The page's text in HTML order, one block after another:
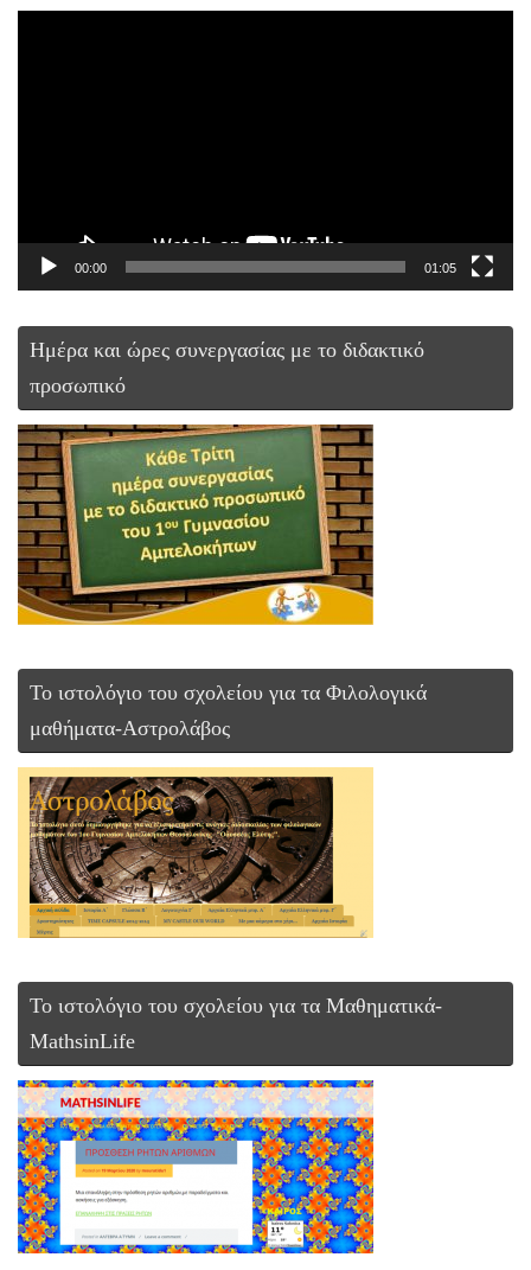
00:00 01:05
Ημέρα και ώρες συνεργασίας με το διδακτικό
προσωπικό
Το ιστολόγιο του σχολείου για τα Φιλολογικά
μαθήματα-Αστρολάβος
To ιστολόγιο του σχολείου για τα Μαθηματικά-
MathsinLife